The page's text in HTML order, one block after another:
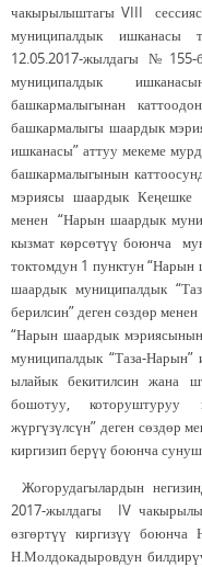
чакырылыштагы VIII
муниципалдык ишканасы
12.05.2017-жылдагы №155-
муниципалдык
башкармалыгынан
башкармалыгы шаардык
ишканасы” аттуу мекеме
башкармалыгынын
мэриясы шаардык
менен “Нарын шаардык
кызмат көрсөтүү боюнча
токтомдун 1 пунктун
шаардык муниципалдык
берилсин” деген сөздөр
“Нарын шаардык
муниципалдык “Таза-
ылайык бекитилсин жана
бошотуу,
жүргүзүлсүн” деген сөздөр
киргизип берүү боюнча
Жогорудагылардын
2017-жылдагы IV
өзгөртүү киргизүү
Н.Молдокадыровдун